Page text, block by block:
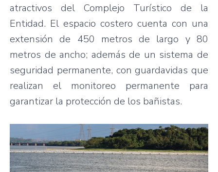
atractivos del Complejo Turístico de la
Entidad. El espacio costero cuenta con una
extensión de 450 metros de largo y 80
metros de ancho; además de un sistema de
seguridad permanente, con guardavidas que
realizan el monitoreo permanente para
garantizar la protección de los bañistas.